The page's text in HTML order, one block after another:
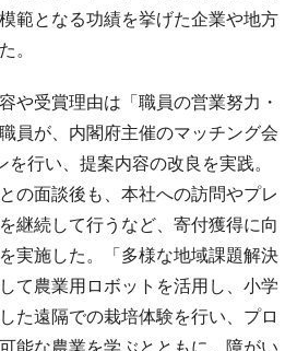
範となる功績を挙げた企業や地方
。
や受賞理由は「職員の営業努力・
員が、内閣府主催のマッチング会
行い、提案内容の改良を実践。
の面談後も、本社への訪問やプレ
継続して行うなど、寄付獲得に向
実施した。「多様な地域課題解決
て農業用ロボットを活用し、小学
た遠隔での栽培体験を行い、プロ
能な農業を学ぶとともに、障がい